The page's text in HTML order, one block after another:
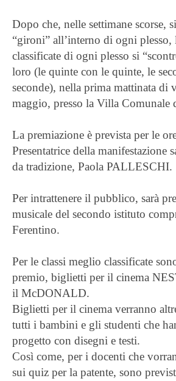
Dopo che, nelle settimane scorse,
“gironi” all’interno di ogni plesso,
classificate di ogni plesso si
loro (le quinte con le quinte, le
seconde), nella prima mattinata di
maggio, presso la Villa Comunale
La premiazione è prevista per le
Presentatrice della manifestazione
da tradizione, Paola PALLESCHI.
Per intrattenere il pubblico, sarà
musicale del secondo istituto
Ferentino.
Per le classi meglio classificate
premio, biglietti per il cinema
il McDONALD.
Biglietti per il cinema verranno
tutti i bambini e gli studenti che
progetto con disegni e testi.
Così come, per i docenti che
sui quiz per la patente, sono